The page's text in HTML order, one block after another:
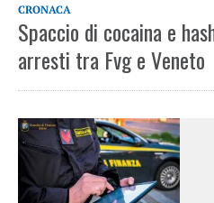
CRONACA
Spaccio di cocaina e
arresti tra Fvg e Veneto